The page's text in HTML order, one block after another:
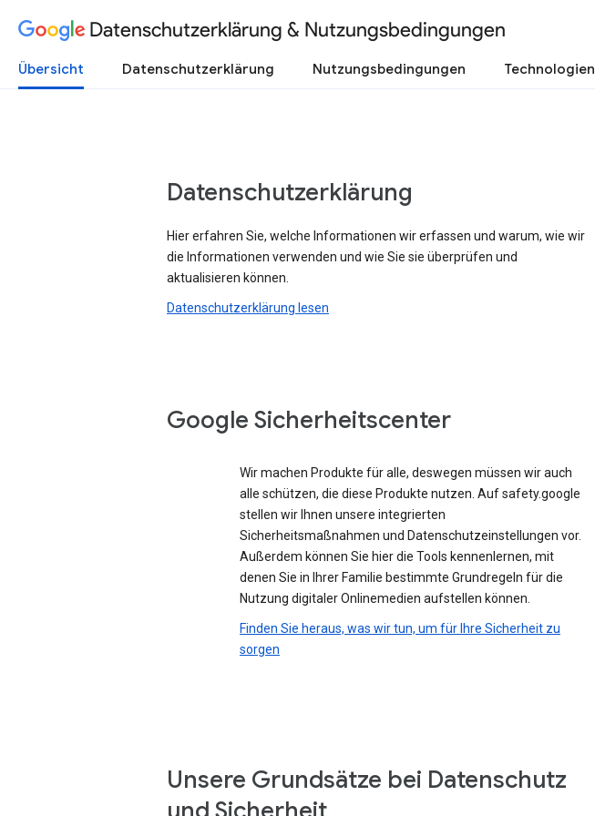
Datenschutzerklärung & Nutzungsbedingungen
Übersicht Datenschutzerklärung Nutzungsbedingungen Technologien
Datenschutzerklärung
Hier erfahren Sie, welche Informationen wir erfassen und warum, wie wir
die Informationen verwenden und wie Sie sie überprüfen und
aktualisieren können.
Datenschutzerklärung lesen
Google Sicherheitscenter
Wir machen Produkte für alle, deswegen müssen wir auch
alle schützen, die diese Produkte nutzen. Auf safety.google
stellen wir Ihnen unsere integrierten
Sicherheitsmaßnahmen und Datenschutzeinstellungen vor.
Außerdem können Sie hier die Tools kennenlernen, mit
denen Sie in Ihrer Familie bestimmte Grundregeln für die
Nutzung digitaler Onlinemedien aufstellen können.
Finden Sie heraus, was wir tun, um für Ihre Sicherheit zu
sorgen
Unsere Grundsätze bei Datenschutz